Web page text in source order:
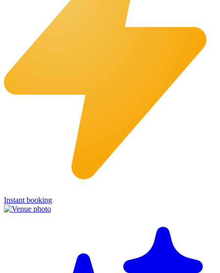
Instant booking